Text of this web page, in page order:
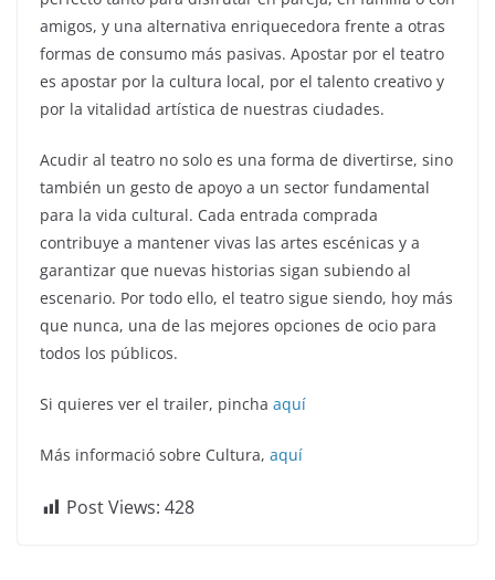
amigos, y una alternativa enriquecedora frente a otras
formas de consumo más pasivas. Apostar por el teatro
es apostar por la cultura local, por el talento creativo y
por la vitalidad artística de nuestras ciudades.
Acudir al teatro no solo es una forma de divertirse, sino
también un gesto de apoyo a un sector fundamental
para la vida cultural. Cada entrada comprada
contribuye a mantener vivas las artes escénicas y a
garantizar que nuevas historias sigan subiendo al
escenario. Por todo ello, el teatro sigue siendo, hoy más
que nunca, una de las mejores opciones de ocio para
todos los públicos.
Si quieres ver el trailer, pincha aquí
Más informació sobre Cultura, aquí
Post Views: 428